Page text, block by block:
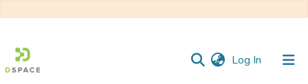
Log In (current)